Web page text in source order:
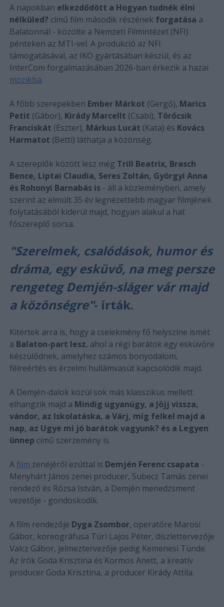
A napokban elkezdődött a Hogyan tudnék élni
nélküled? című film második részének forgatása a
Balatonnál - közölte a Nemzeti Filmintézet (NFI)
pénteken az MTI-vel. A produkció az NFI
támogatásával, az IKO gyártásában készül, és az
InterCom forgalmazásában 2026-ban érkezik a hazai
mozikba.
A főbb szerepekben Ember Márkot (Gergő), Marics
Petit (Gábor), Kirády Marcellt (Csabi), Törőcsik
Franciskát (Eszter), Márkus Lucát (Kata) és Kovács
Harmatot (Betti) láthatja a közönség.
A szereplők között lesz még Trill Beatrix, Brasch
Bence, Liptai Claudia, Seres Zoltán, Györgyi Anna
és Rohonyi Barnabás is- áll a közleményben, amely
szerint az elmúlt 35 év legnézettebb magyar filmjének
folytatásából kiderül majd, hogyan alakul a hat
főszereplő sorsa.
"Szerelmek, csalódások, humor és
dráma, egy esküvő, na meg persze
rengeteg Demjén-sláger vár majd
a közönségre"- írták.
Kitértek arra is, hogy a cselekmény fő helyszíne ismét
a Balaton-part lesz, ahol a régi barátok egy esküvőre
készülődnek, amelyhez számos bonyodalom,
félreértés és érzelmi hullámvasút kapcsolódik majd.
A Demjén-dalok közül sok más klasszikus mellett
elhangzik majd a Mindig ugyanúgy, a Jöjj vissza,
vándor, az Iskolatáska, a Várj, míg felkel majd a
nap, az Ugye mi jó barátok vagyunk? és a Legyen
ünnep című szerzemény is.
A film zenéjéről ezúttal is Demjén Ferenc csapata -
Menyhárt János zenei producer, Subecz Tamás zenei
rendező és Rózsa István, a Demjén menedzsment
vezetője - gondoskodik.
A film rendezője Dyga Zsombor, operatőre Marosi
Gábor, koreográfusa Túri Lajos Péter, díszlettervezője
Valcz Gábor, jelmeztervezője pedig Kemenesi Tünde.
Az írók Goda Krisztina és Kormos Anett, a kreatív
producer Goda Krisztina, a producer Kirády Attila.